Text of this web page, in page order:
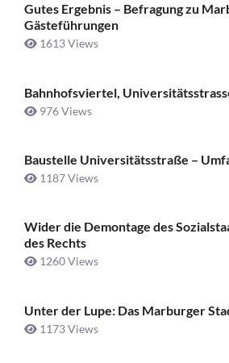
Gutes Ergebnis – Befragung zu
Gästeführungen
1613 Views
Bahnhofsviertel,
976 Views
Baustelle Universitätsstraße ­–
1187 Views
Wider die Demontage des
des Rechts
1260 Views
Unter der Lupe: Das Marburger
1173 Views